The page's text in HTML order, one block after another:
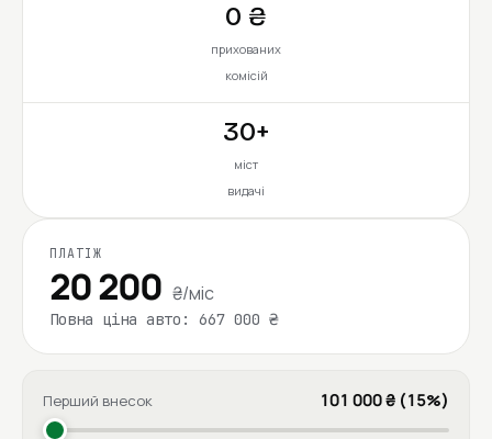
0 ₴
прихованих
комісій
30+
міст
видачі
ПЛАТІЖ
20 200 ₴/міс
Повна ціна авто: 667 000 ₴
Перший внесок 101 000 ₴ (15%)